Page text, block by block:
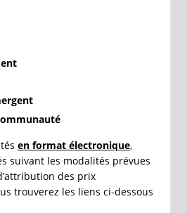
en format électronique,
suivant les modalités prévues
des prix
trouverez les liens ci-dessous